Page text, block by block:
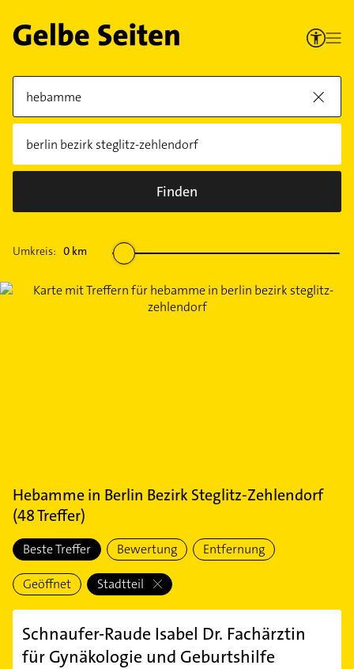
Finden
Umkreis: 0 km
Hebammein Berlin Bezirk Steglitz-Zehlendorf
(48Treffer)
Beste Treffer Bewertung Entfernung
Geöffnet Stadtteil
Schnaufer-Raude Isabel Dr. Fachärztin
für Gynäkologie und Geburtshilfe